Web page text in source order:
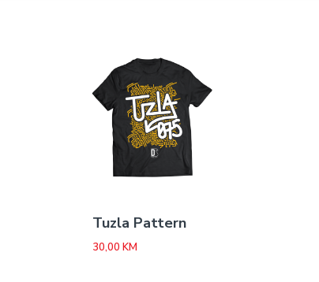
Tuzla Pattern
30,00 KM